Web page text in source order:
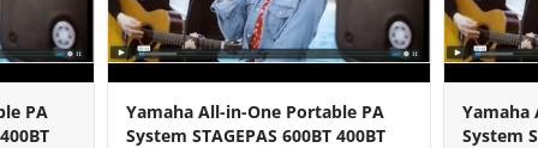
PA
Yamaha All-in-One Portable PA
System STAGEPAS 600BT 400BT
Yamaha
System